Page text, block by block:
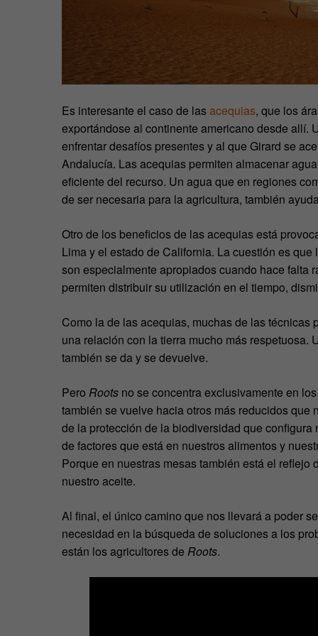
Es interesante el caso de lasacequias, que los
exportándose al continente americano desde allí.
enfrentar desafíos presentes y al que Girard se
Andalucía. Las acequias permiten almacenar
eficiente del recurso. Un agua que en regiones
de ser necesaria para la agricultura, también
Otro de los beneficios de las acequias está
Lima y el estado de California. La cuestión es
son especialmente apropiados cuando hace falta
permiten distribuir su utilización en el tiempo,
Como la de las acequias, muchas de las técnicas
una relación con la tierra mucho más respetuosa.
también se da y se devuelve.
Pero Roots no se concentra exclusivamente en
también se vuelve hacia otros más reducidos
de la protección de la biodiversidad que
de factores que está en nuestros alimentos y
Porque en nuestras mesas también está el
nuestro aceite.
Al final, el único camino que nos llevará a poder
necesidad en la búsqueda de soluciones a los
están los agricultores de Roots.